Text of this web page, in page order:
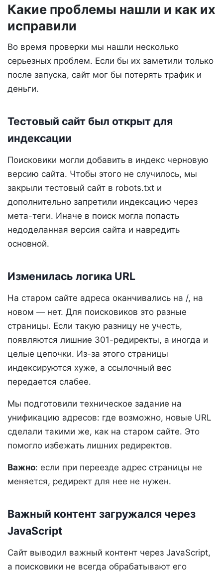
Какие проблемы нашли и как их
исправили
Во время проверки мы нашли несколько
серьезных проблем. Если бы их заметили только
после запуска, сайт мог бы потерять трафик и
деньги.
Тестовый сайт был открыт для
индексации
Поисковики могли добавить в индекс черновую
версию сайта. Чтобы этого не случилось, мы
закрыли тестовый сайт в robots.txt и
дополнительно запретили индексацию через
мета-теги. Иначе в поиск могла попасть
недоделанная версия сайта и навредить
основной.
Изменилась логика URL
На старом сайте адреса оканчивались на /, на
новом — нет. Для поисковиков это разные
страницы. Если такую разницу не учесть,
появляются лишние 301-редиректы, а иногда и
целые цепочки. Из-за этого страницы
индексируются хуже, а ссылочный вес
передается слабее.
Мы подготовили техническое задание на
унификацию адресов: где возможно, новые URL
сделали такими же, как на старом сайте. Это
помогло избежать лишних редиректов.
Важно: если при переезде адрес страницы не
меняется, редирект для нее не нужен.
Важный контент загружался через
JavaScript
Сайт выводил важный контент через JavaScript,
а поисковики не всегда обрабатывают его